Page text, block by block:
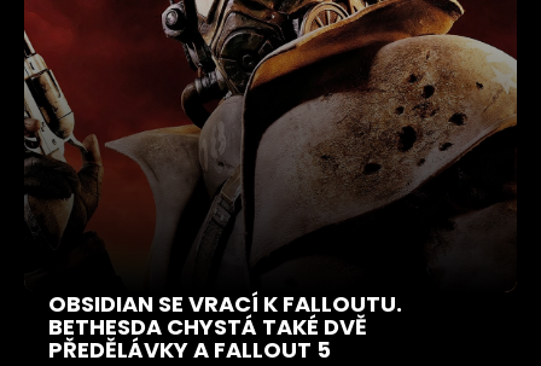
OBSIDIAN SE VRACÍ K FALLOUTU.
BETHESDA CHYSTÁ TAKÉ DVĚ
PŘEDĚLÁVKY A FALLOUT 5